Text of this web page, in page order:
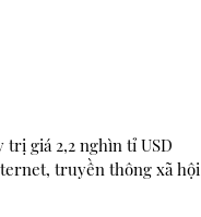
trị giá 2,2 nghìn tỉ USD
truyền thông xã hội